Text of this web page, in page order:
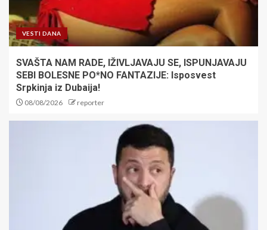
VESTI DANA
SVAŠTA NAM RADE, IŽIVLJAVAJU SE, ISPUNJAVAJU
SEBI BOLESNE PO*NO FANTAZIJE: Isposvest
Srpkinja iz Dubaija!
08/08/2026 reporter